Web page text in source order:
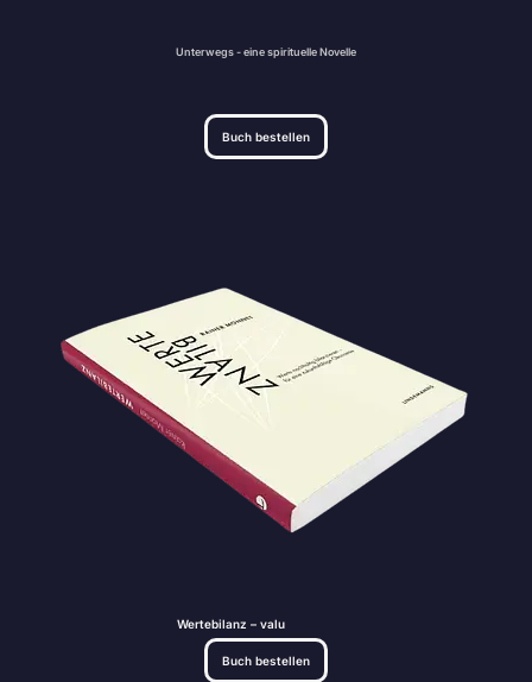
Buch bestellen
Unterwegs - eine spirituelle Novelle
Buch bestellen
Wertebilanz – value bala